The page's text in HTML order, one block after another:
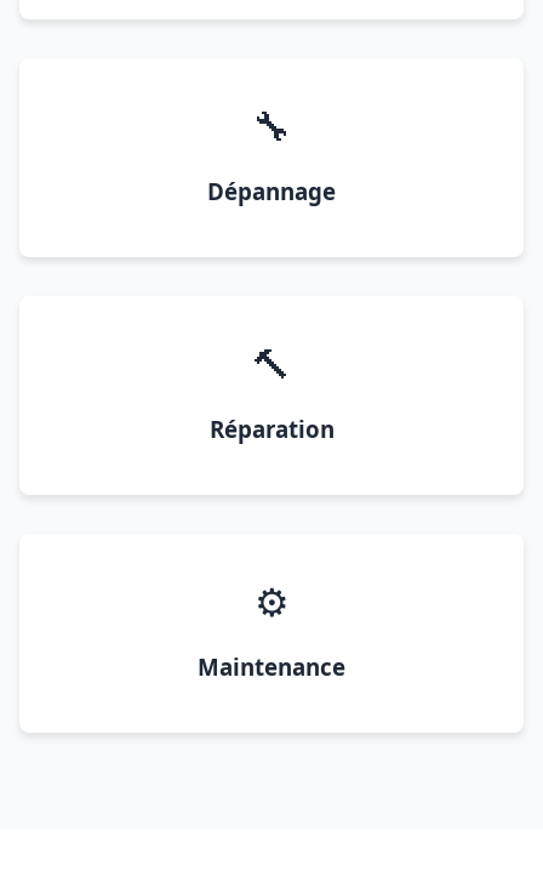
🔧
Dépannage
🔨
Réparation
⚙️
Maintenance